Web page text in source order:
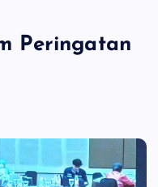
Peringatan